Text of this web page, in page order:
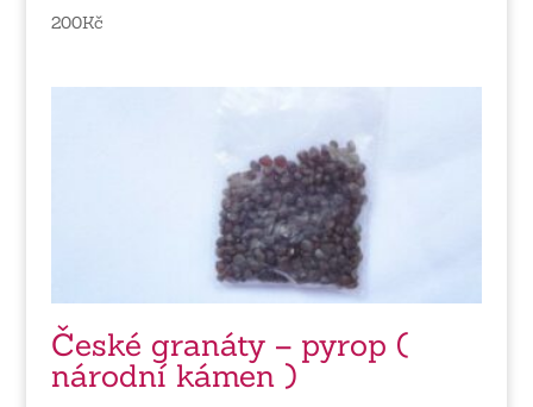
200Kč
České granáty – pyrop (
národní kámen )